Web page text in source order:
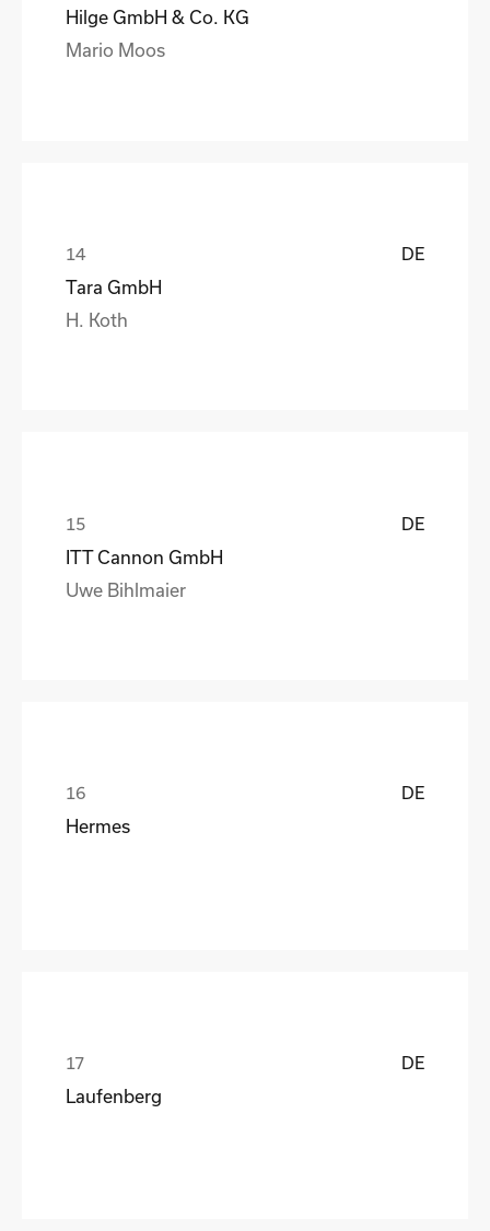
Hilge GmbH & Co. KG
Mario Moos
DE
Tara GmbH
H. Koth
DE
ITT Cannon GmbH
Uwe Bihlmaier
DE
Hermes
DE
Laufenberg